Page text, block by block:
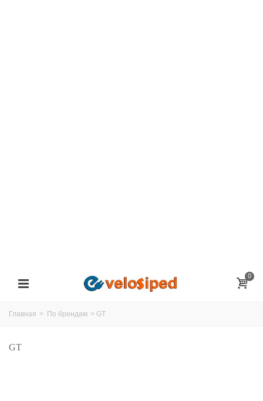
0
Главная > По брендам > GT
GT